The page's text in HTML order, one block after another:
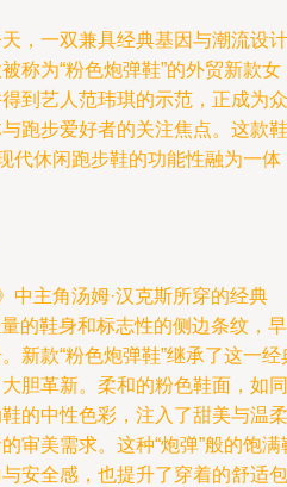
，一双兼具经典基因与潮流设计
称为“粉色炮弹鞋”的外贸新款女
到艺人范玮琪的示范，正成为众
跑步爱好者的关注焦点。这款鞋
代休闲跑步鞋的功能性融为一体
中主角汤姆·汉克斯所穿的经典
的鞋身和标志性的侧边条纹，早
新款“粉色炮弹鞋”继承了这一经
胆革新。柔和的粉色鞋面，如同
的中性色彩，注入了甜美与温柔
审美需求。这种“炮弹”般的饱满
安全感，也提升了穿着的舒适包